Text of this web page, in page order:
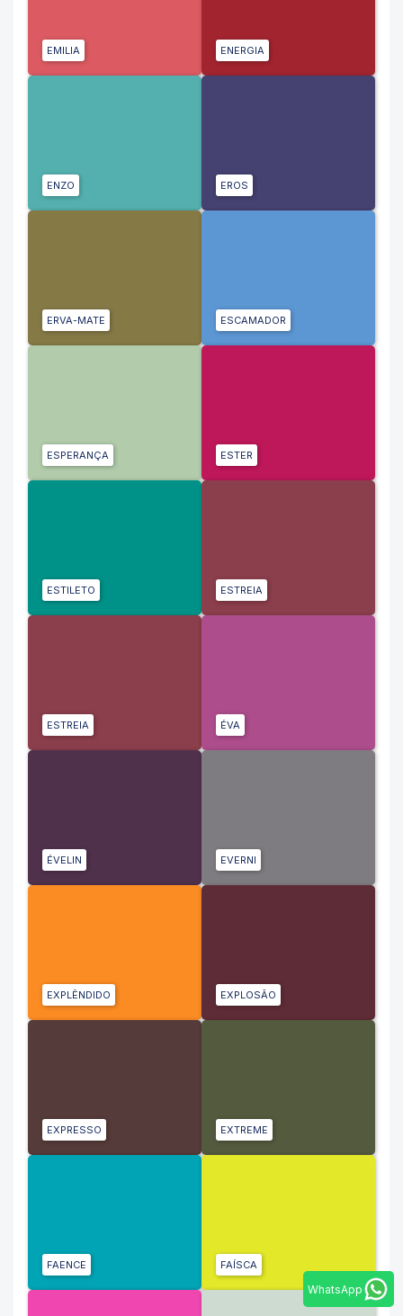
EMILIA ENERGIA
ENZO EROS
ERVA-MATE ESCAMADOR
ESPERANÇA ESTER
ESTILETO ESTREIA
ESTREIA ÉVA
ÉVELIN EVERNI
EXPLÊNDIDO EXPLOSÃO
EXPRESSO EXTREME
FAENCE FAÍSCA
WhatsApp